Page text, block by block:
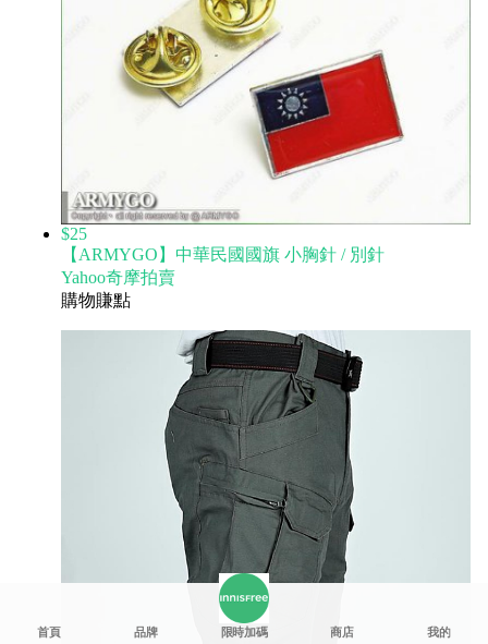
$25
【ARMYGO】中華民國國旗 小胸針 / 別針
Yahoo奇摩拍賣
購物賺點
首頁 品牌 限時加碼 商店 我的